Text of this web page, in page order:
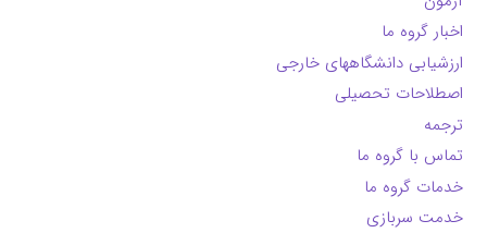
اخبار گروه ما
ارزشیابی دانشگاههای خارجی
اصطلاحات تحصیلی
ترجمه
تماس با گروه ما
خدمات گروه ما
خدمت سربازی